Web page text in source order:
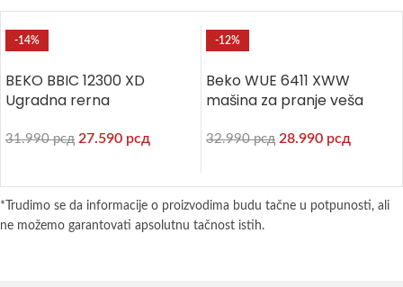
-14%
BEKO BBIC 12300 XD
Ugradna rerna
31.990рсд 27.590 рсд
-12%
Beko WUE 6411 XWW
mašina za pranje veša
32.990рсд 28.990 рсд
*Trudimo se da informacije o proizvodima budu tačne u potpunosti, ali
ne možemo garantovati apsolutnu tačnost istih.